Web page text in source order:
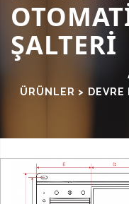
ŞALTERİ
ÜRÜNLER >